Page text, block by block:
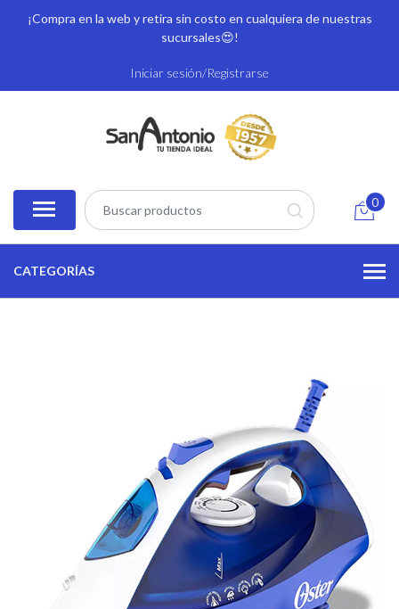
¡Compra en la web y retira sin costo en cualquiera de nuestras
sucursales😍!
Iniciar sesión/Registrarse
0
CATEGORÍAS